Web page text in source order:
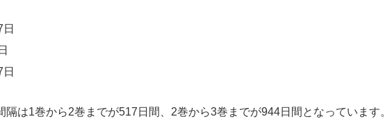
は1巻から2巻までが517日間、2巻から3巻までが944日間となっています。